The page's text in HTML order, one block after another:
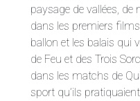
paysage de vallées,
dans les premiers
ballon et les balais qui
de Feu et des Trois
dans les matchs de
sport qu’ils